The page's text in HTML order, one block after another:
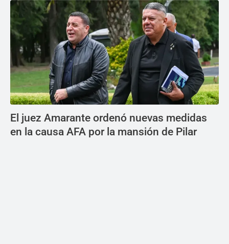
El juez Amarante ordenó nuevas medidas
en la causa AFA por la mansión de Pilar